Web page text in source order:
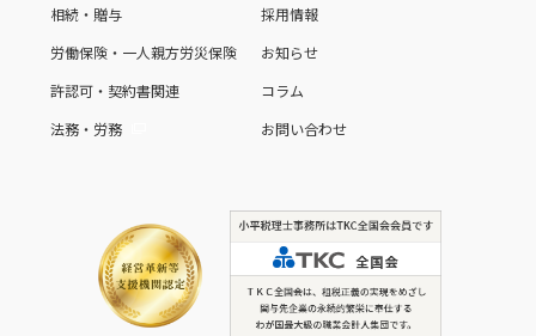
相続・贈与
労働保険・一人親方労災保険
許認可・契約書関連
法務・労務
採用情報
お知らせ
コラム
お問い合わせ